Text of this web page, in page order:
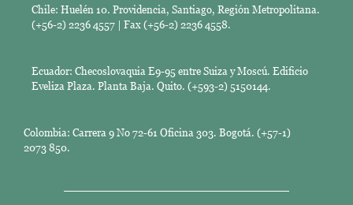
Chile: Huelén 10. Providencia, Santiago, Región Metropolitana.
(+56-2) 2236 4557 | Fax (+56-2) 2236 4558.
Ecuador: Checoslovaquia E9-95 entre Suiza y Moscú. Edificio
Eveliza Plaza. Planta Baja. Quito. (+593-2) 5150144.
Colombia: Carrera 9 No 72-61 Oficina 303. Bogotá. (+57-1)
2073 850.